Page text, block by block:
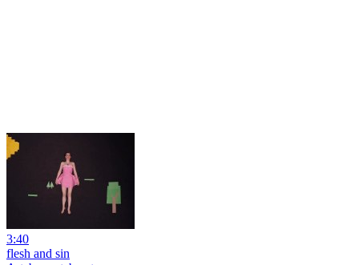
3:40
flesh and sin